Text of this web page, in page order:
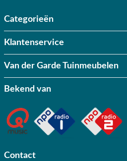
Categorieën
Klantenservice
Van der Garde Tuinmeubelen
Bekend van
Contact